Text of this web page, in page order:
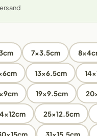
7x3.5cm
13x6.5cm
19x9.5cm
25x12.5cm
31x15.5cm